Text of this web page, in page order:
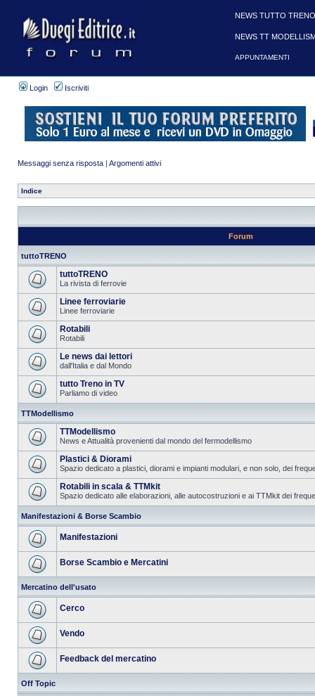
Login Iscriviti
Messaggi senza risposta | Argomenti attivi
Indice
Forum
tuttoTRENO
tuttoTRENO
La rivista di ferrovie
Linee ferroviarie
Linee ferroviarie
Rotabili
Rotabili
Le news dai lettori
dall'Italia e dal Mondo
tutto Treno in TV
Parliamo di video
TTModellismo
TTModellismo
News e Attualità provenienti dal mondo del fermodellismo
Plastici & Diorami
Spazio dedicato a plastici, diorami e impianti modulari, e non solo, dei
Rotabili in scala & TTMkit
Spazio dedicato alle elaborazioni, alle autocostruzioni e ai TTMkit dei
Manifestazioni & Borse Scambio
Manifestazioni
Borse Scambio e Mercatini
Mercatino dell'usato
Cerco
Vendo
Feedback del mercatino
Off Topic
NEWS TUTTO
NEWS TT
APPUNTAMENTI